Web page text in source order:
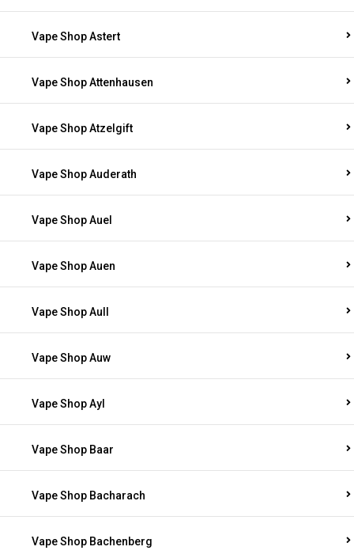
Vape Shop Astert
Vape Shop Attenhausen
Vape Shop Atzelgift
Vape Shop Auderath
Vape Shop Auel
Vape Shop Auen
Vape Shop Aull
Vape Shop Auw
Vape Shop Ayl
Vape Shop Baar
Vape Shop Bacharach
Vape Shop Bachenberg